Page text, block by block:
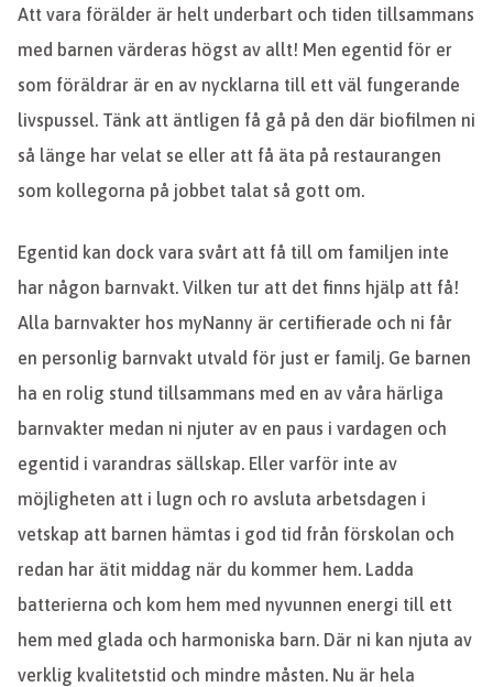
Att vara förälder är helt underbart och tiden tillsammans
med barnen värderas högst av allt! Men egentid för er
som föräldrar är en av nycklarna till ett väl fungerande
livspussel. Tänk att äntligen få gå på den där biofilmen ni
så länge har velat se eller att få äta på restaurangen
som kollegorna på jobbet talat så gott om.
Egentid kan dock vara svårt att få till om familjen inte
har någon barnvakt. Vilken tur att det finns hjälp att få!
Alla barnvakter hos myNanny är certifierade och ni får
en personlig barnvakt utvald för just er familj. Ge barnen
ha en rolig stund tillsammans med en av våra härliga
barnvakter medan ni njuter av en paus i vardagen och
egentid i varandras sällskap. Eller varför inte av
möjligheten att i lugn och ro avsluta arbetsdagen i
vetskap att barnen hämtas i god tid från förskolan och
redan har ätit middag när du kommer hem. Ladda
batterierna och kom hem med nyvunnen energi till ett
hem med glada och harmoniska barn. Där ni kan njuta av
verklig kvalitetstid och mindre måsten. Nu är hela